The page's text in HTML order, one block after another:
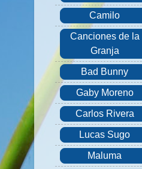
Camilo
Canciones de la
Granja
Bad Bunny
Gaby Moreno
Carlos Rivera
Lucas Sugo
Maluma